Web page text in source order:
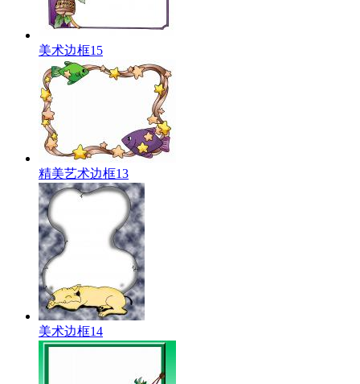
美术边框15
精美艺术边框13
美术边框14